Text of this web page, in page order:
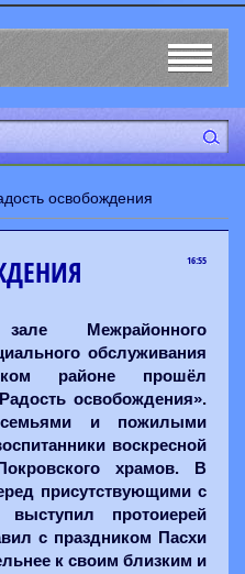
освобождения
16:55
Межрайонного
обслуживания
районе прошёл
освобождения».
и пожилыми
воскресной
храмов. В
присутствующими с
выступил протоиерей
с праздником Пасхи
к своим близким и